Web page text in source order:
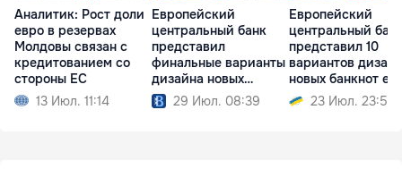
Аналитик: Рост доли
евро в резервах
Молдовы связан с
кредитованием со
стороны ЕС
13 Июл. 11:14
Европейский
центральный банк
представил
финальные варианты
дизайна новых
банкнот евро
29 Июл. 08:39
Европейский
центральный
представил 10
вариантов
новых банкнот
23 Июл. 23:51